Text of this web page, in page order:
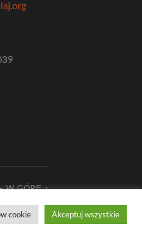
W GÓRĘ ↑
cookie Akceptuj wszystkie